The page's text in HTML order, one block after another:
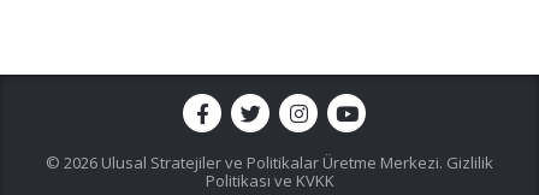
© 2026 Ulusal Stratejiler ve Politikalar Üretme Merkezi. Gizlilik
Politikası ve KVKK